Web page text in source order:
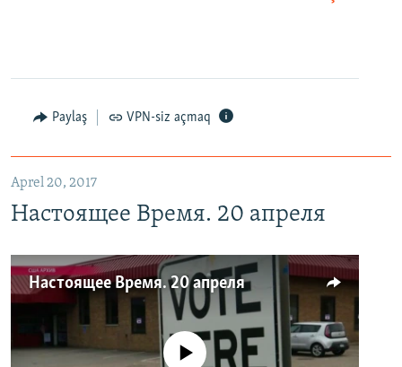
Paylaş VPN-siz açmaq
Aprel 20, 2017
Настоящее Время. 20 апреля
Настоящее Время. 20 апреля
No media source currently available